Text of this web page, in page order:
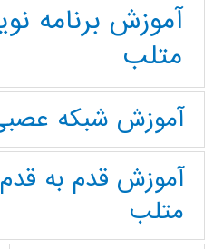
آموزش برنامه
متلب
آموزش شبکه
آموزش قدم به قدم
متلب